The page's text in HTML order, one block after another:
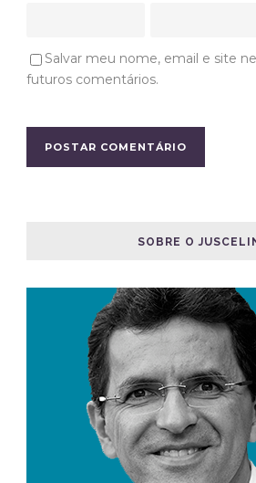
Salvar meu nome, email e site
futuros comentários.
SOBRE O